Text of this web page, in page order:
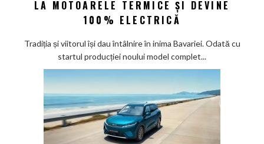
Cea
BMW
renunță
LA MOTOARELE TERMICE ȘI DEVINE
100% ELECTRICĂ
Tradiția și viitorul își dau întâlnire în inima Bavariei. Odată cu
startul producției noului model complet...